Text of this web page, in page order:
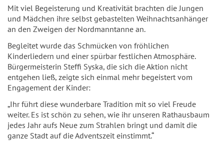
Mit viel Begeisterung und Kreativität brachten die Jungen
und Mädchen ihre selbst gebastelten Weihnachtsanhänger
an den Zweigen der Nordmanntanne an.
Begleitet wurde das Schmücken von fröhlichen
Kinderliedern und einer spürbar festlichen Atmosphäre.
Bürgermeisterin Steffi Syska, die sich die Aktion nicht
entgehen ließ, zeigte sich einmal mehr begeistert vom
Engagement der Kinder:
„Ihr führt diese wunderbare Tradition mit so viel Freude
weiter. Es ist schön zu sehen, wie ihr unseren Rathausbaum
jedes Jahr aufs Neue zum Strahlen bringt und damit die
ganze Stadt auf die Adventszeit einstimmt.“